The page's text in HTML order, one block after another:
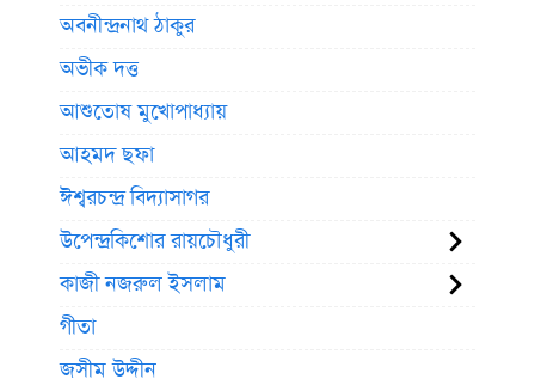
অবনীন্দ্রনাথ ঠাকুর
অভীক দত্ত
আশুতোষ মুখোপাধ্যায়
আহমদ ছফা
ঈশ্বরচন্দ্র বিদ্যাসাগর
উপেন্দ্রকিশোর রায়চৌধুরী
কাজী নজরুল ইসলাম
গীতা
জসীম উদ্দীন